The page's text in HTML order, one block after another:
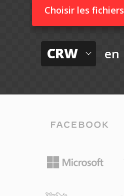
Choisir les fichiers
CRW en